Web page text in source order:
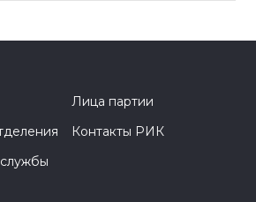
Лица партии
Контакты РИК